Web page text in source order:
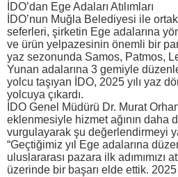
İDO’dan Ege Adaları Atılımları
İDO’nun Muğla Belediyesi ile
seferleri, şirketin Ege adalarına
ve ürün yelpazesinin önemli bir
yaz sezonunda Samos, Patmos,
Yunan adalarına 3 gemiyle
yolcu taşıyan İDO, 2025 yılı yaz
yolcuya çıkardı.
İDO Genel Müdürü Dr. Murat
eklenmesiyle hizmet ağının daha
vurgulayarak şu değerlendirmeyi
“Geçtiğimiz yıl Ege adalarına
uluslararası pazara ilk adımımızı
üzerinde bir başarı elde ettik.